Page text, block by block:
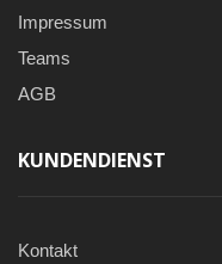
Impressum
Teams
AGB
KUNDENDIENST
Kontakt